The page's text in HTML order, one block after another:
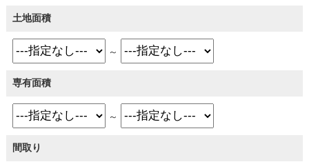
土地面積
～
専有面積
～
間取り